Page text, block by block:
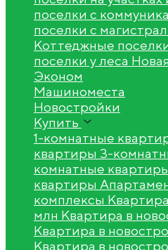
поселки с
поселки с
Коттеджные
поселки у леса
Эконом
Машиноместа
Новостройки
Купить
1-комнатные
квартиры 3-
комнатные
квартиры
комплексы
млн Квартира в
Квартира в
Квартира в